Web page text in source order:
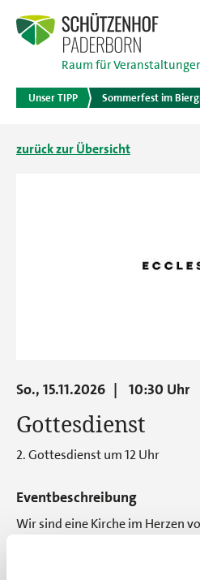
Raum für
Unser TIPP Sommerfest im
zurück zur Übersicht
So., 15.11.2026 10:30 Uhr
Gottesdienst
2. Gottesdienst um 12 Uhr
Eventbeschreibung
Wir sind eine Kirche im Herzen
Sonntag Gottesdienste! Wenn
Umgebung kommst und Lust